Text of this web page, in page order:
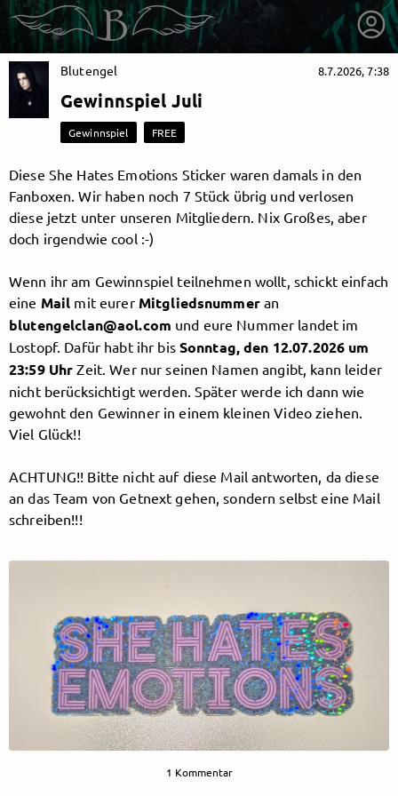
getnext to Blutengel
Blutengel 8.7.2026, 7:38
Gewinnspiel Juli
Gewinnspiel FREE
Diese She Hates Emotions Sticker waren damals in den
Fanboxen. Wir haben noch 7 Stück übrig und verlosen
diese jetzt unter unseren Mitgliedern. Nix Großes, aber
doch irgendwie cool :-)
Wenn ihr am Gewinnspiel teilnehmen wollt, schickt einfach
eine Mail mit eurer Mitgliedsnummeran
blutengelclan@aol.com und eure Nummer landet im
Lostopf. Dafür habt ihr bis Sonntag, den 12.07.2026 um
23:59 Uhr Zeit. Wer nur seinen Namen angibt, kann leider
nicht berücksichtigt werden. Später werde ich dann wie
gewohnt den Gewinner in einem kleinen Video ziehen.
Viel Glück!!
ACHTUNG!! Bitte nicht auf diese Mail antworten, da diese
an das Team von Getnext gehen, sondern selbst eine Mail
schreiben!!!
1 Kommentar
FolgeBlutengel, und
bekomme sofort
Zugriff auf exklusive Inhalte
Registriere dich jetzt